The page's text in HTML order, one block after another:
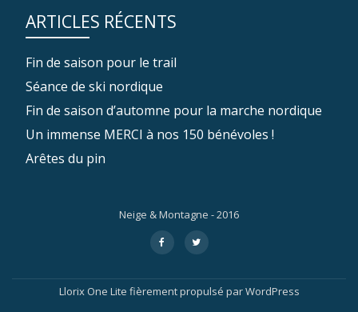
ARTICLES RÉCENTS
Fin de saison pour le trail
Séance de ski nordique
Fin de saison d’automne pour la marche nordique
Un immense MERCI à nos 150 bénévoles !
Arêtes du pin
Neige & Montagne - 2016
secondaire
fa-
facebook
fa-
twitter
Llorix One Lite fièrement propulsé parWordPress